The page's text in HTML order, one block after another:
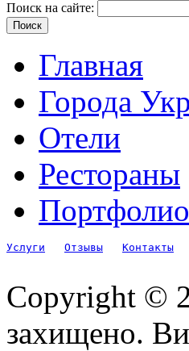
Поиск на сайте:
Главная
Города
Отели
Рестораны
Портфолио
Услуги Отзывы Контакты
Copyright ©
захищено.